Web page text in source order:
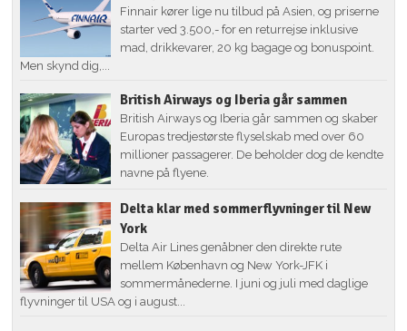
Finnair kører lige nu tilbud på Asien, og priserne
starter ved 3.500,- for en returrejse inklusive
mad, drikkevarer, 20 kg bagage og bonuspoint.
Men skynd dig,...
British Airways og Iberia går sammen
British Airways og Iberia går sammen og skaber
Europas tredjestørste flyselskab med over 60
millioner passagerer. De beholder dog de kendte
navne på flyene.
Delta klar med sommerflyvninger til New
York
Delta Air Lines genåbner den direkte rute
mellem København og New York-JFK i
sommermånederne. I juni og juli med daglige
flyvninger til USA og i august...